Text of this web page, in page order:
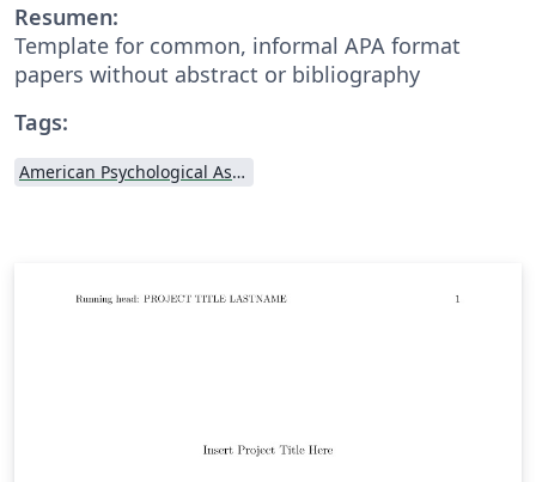
Resumen:
Template for common, informal APA format
papers without abstract or bibliography
Tags:
American Psychological Association